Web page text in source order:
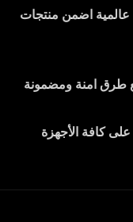
اضمن منتجات
طرق امنة ومضمونة
كافة الأجهزة